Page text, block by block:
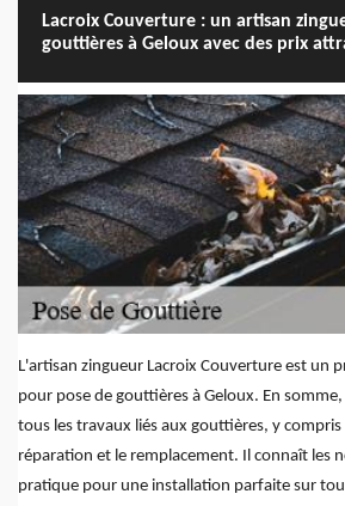
Lacroix Couverture : un artisan
gouttières à Geloux avec des prix
L'artisan zingueur Lacroix Couverture est un
pour pose de gouttières à Geloux. En
tous les travaux liés aux gouttières, y
réparation et le remplacement. Il connaît les
pratique pour une installation parfaite sur